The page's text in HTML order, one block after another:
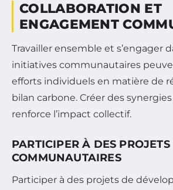
COLLABORATION ET
ENGAGEMENT
Travailler ensemble et s’engager
initiatives communautaires
efforts individuels en matière de
bilan carbone. Créer des
renforce l’impact collectif.
PARTICIPER À DES PROJETS
COMMUNAUTAIRES
Participer à des projets de